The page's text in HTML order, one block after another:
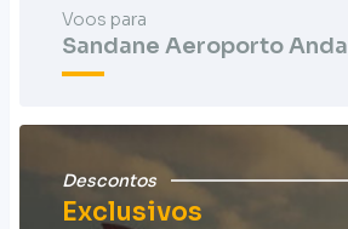
Voos para
Sandane Aeroporto Anda
Descontos
Exclusivos